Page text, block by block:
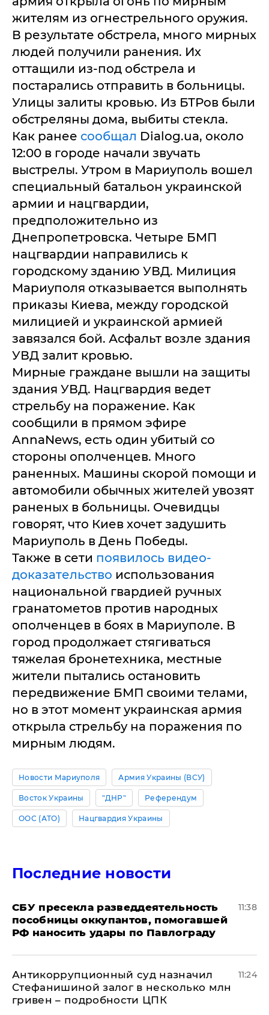
жителям из огнестрельного оружия.
В результате обстрела, много мирных
людей получили ранения. Их
оттащили из-под обстрела и
постарались отправить в больницы.
Улицы залиты кровью. Из БТРов были
обстреляны дома, выбиты стекла.
Как ранее сообщал Dialog.ua, около
12:00 в городе начали звучать
выстрелы. Утром в Мариуполь вошел
специальный батальон украинской
армии и нацгвардии,
предположительно из
Днепропетровска. Четыре БМП
нацгвардии направились к
городскому зданию УВД. Милиция
Мариуполя отказывается выполнять
приказы Киева, между городской
милицией и украинской армией
завязался бой. Асфальт возле здания
УВД залит кровью.
Мирные граждане вышли на защиты
здания УВД. Нацгвардия ведет
стрельбу на поражение. Как
сообщили в прямом эфире
AnnaNews, есть один убитый со
стороны ополченцев. Много
раненных. Машины скорой помощи и
автомобили обычных жителей увозят
раненых в больницы. Очевидцы
говорят, что Киев хочет задушить
Мариуполь в День Победы.
Также в сети появилось видео-
доказательство использования
национальной гвардией ручных
гранатометов против народных
ополченцев в боях в Мариуполе. В
город продолжает стягиваться
тяжелая бронетехника, местные
жители пытались остановить
передвижение БМП своими телами,
но в этот момент украинская армия
открыла стрельбу на поражения по
мирным людям.
Новости Мариуполя Армия Украины (ВСУ)
Восток Украины "ДНР" Референдум
ООС (АТО) Нацгвардия Украины
Последние новости
СБУ пресекла разведдеятельность
пособницы оккупантов, помогавшей
РФ наносить удары по Павлограду
11:38
Антикоррупционный суд назначил
Стефанишиной залог в несколько млн
гривен – подробности ЦПК
11:24